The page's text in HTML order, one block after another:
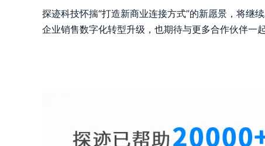
探迹科技怀揣“打造新商业连接方式”的新愿景，将继
企业销售数字化转型升级，也期待与更多合作伙伴一